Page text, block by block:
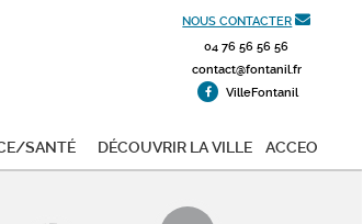
NOUS CONTACTER
04 76 56 56 56
contact@fontanil.fr
VilleFontanil
Santé Découvrir la ville ACCEO